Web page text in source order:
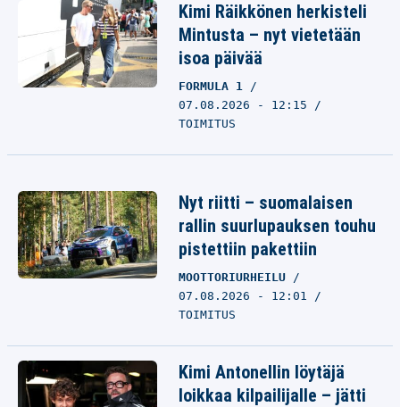
Kimi Räikkönen herkisteli
Mintusta – nyt vietetään
isoa päivää
FORMULA 1
07.08.2026 - 12:15
TOIMITUS
Nyt riitti – suomalaisen
rallin suurlupauksen touhu
pistettiin pakettiin
MOOTTORIURHEILU
07.08.2026 - 12:01
TOIMITUS
Kimi Antonellin löytäjä
loikkaa kilpailijalle – jätti